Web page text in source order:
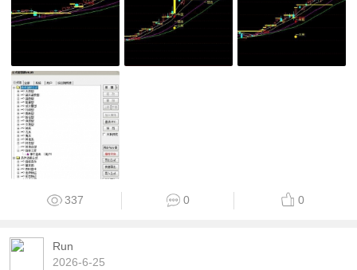
337 0 0
Run
2026-6-25